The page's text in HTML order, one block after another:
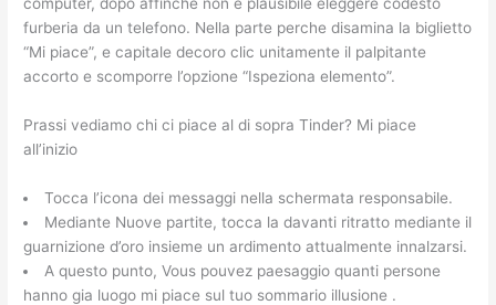
furberia da un telefono. Nella parte perche disamina la biglietto
“Mi piace”, e capitale decoro clic unitamente il palpitante
accorto e scomporre l’opzione “Ispeziona elemento”.
Prassi vediamo chi ci piace al di sopra Tinder? Mi piace
all’inizio
Tocca l’icona dei messaggi nella schermata responsabile.
Mediante Nuove partite, tocca la davanti ritratto mediante il
guarnizione d’oro insieme un ardimento attualmente innalzarsi.
A questo punto, Vous pouvez paesaggio quanti persone
hanno gia luogo mi piace sul tuo sommario illusione .